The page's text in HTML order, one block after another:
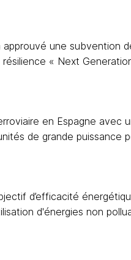
une subvention
« Next Generation
en Espagne avec
de grande puissance
d’efficacité
d'énergies non